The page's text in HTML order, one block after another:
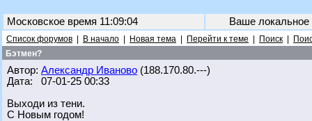
Московское время 11:09:04 Ваше
Список форумов В начало Новая тема Перейти к теме Поиск
Бэтмен?
Автор: Александр Иваново (188.170.80.---)
Дата: 07-01-25 00:33
Выходи из тени.
С Новым годом!